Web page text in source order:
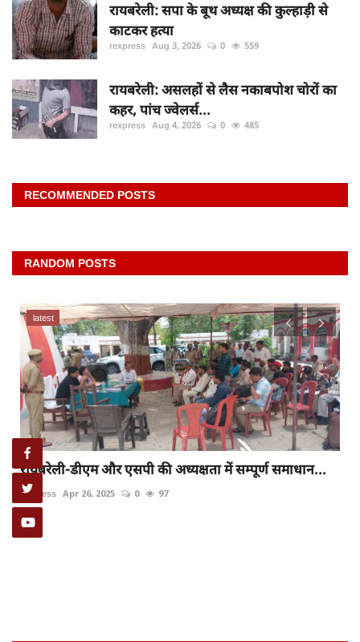
रायबरेली: सपा के बूथ अध्यक्ष की कुल्हाड़ी से
काटकर हत्या
rexpress Aug 3, 2026 0 559
रायबरेली: असलहों से लैस नकाबपोश चोरों का
कहर, पांच ज्वेलर्स...
rexpress Aug 4, 2026 0 485
RECOMMENDED POSTS
RANDOM POSTS
latest
रायबरेली-डीएम और एसपी की अध्यक्षता में सम्पूर्ण समाधान...
rexpress Apr 26, 2025 0 97